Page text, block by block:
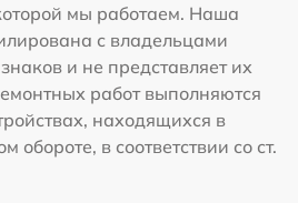
мы работаем. Наша
с владельцами
и не представляет их
работ выполняются
находящихся в
обороте, в соответствии со ст.